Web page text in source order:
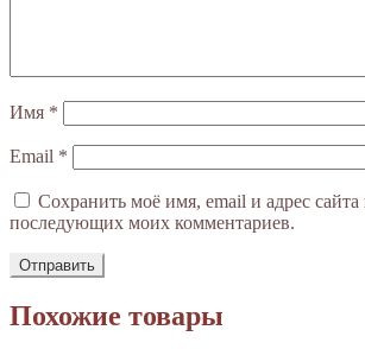
Имя *
Email *
Сохранить моё имя, email и адрес сайта
последующих моих комментариев.
Похожие товары